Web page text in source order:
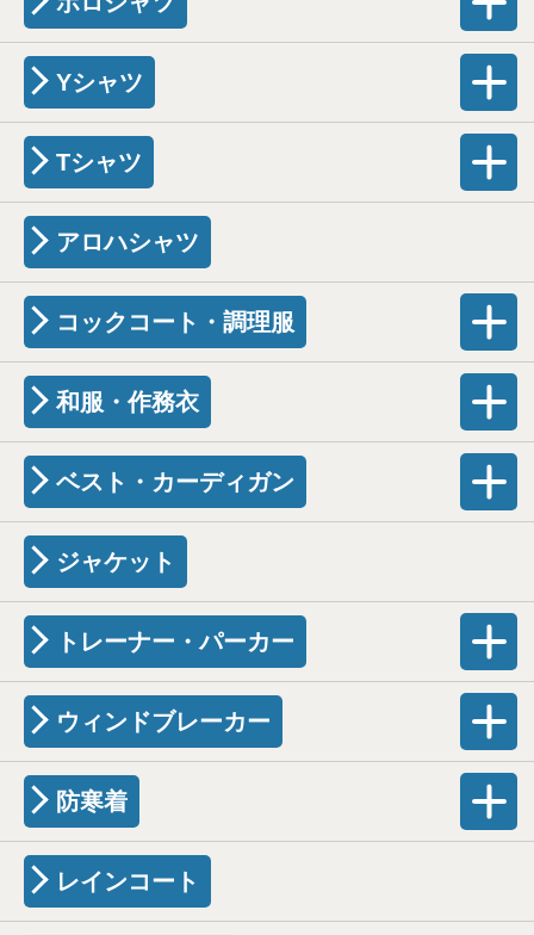
Yシャツ
Tシャツ
アロハシャツ
コックコート・調理服
和服・作務衣
ベスト・カーディガン
ジャケット
トレーナー・パーカー
ウィンドブレーカー
防寒着
レインコート